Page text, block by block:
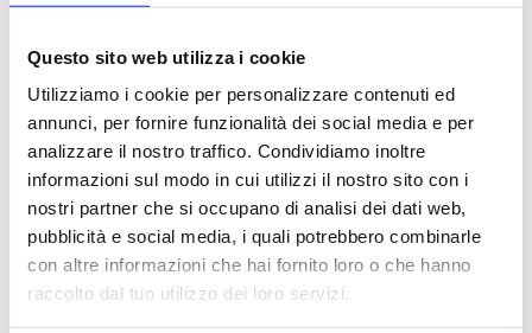
Questo sito web utilizza i cookie
Utilizziamo i cookie per personalizzare contenuti ed
annunci, per fornire funzionalità dei social media e per
analizzare il nostro traffico. Condividiamo inoltre
informazioni sul modo in cui utilizzi il nostro sito con i
nostri partner che si occupano di analisi dei dati web,
pubblicità e social media, i quali potrebbero combinarle
con altre informazioni che hai fornito loro o che hanno
raccolto dal tuo utilizzo dei loro servizi.
Management: 4Days al
Master BIM dell’Università
di Udine
8 Settembre 2021